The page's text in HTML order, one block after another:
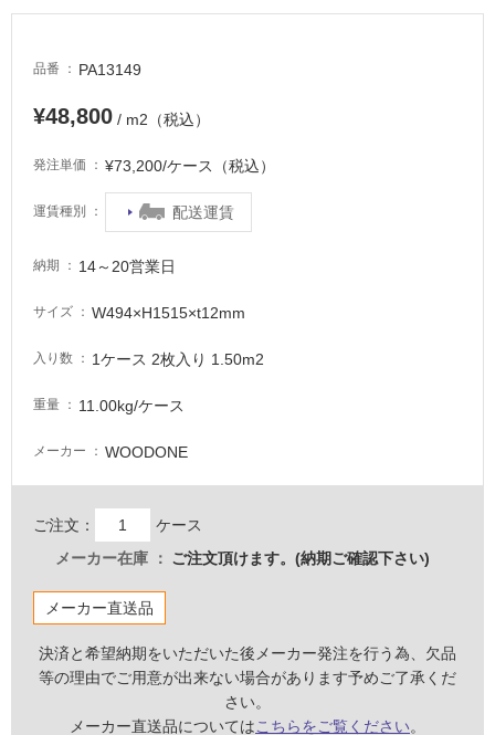
品番 PA13149
¥48,800 / m2（税込）
発注単価 ¥73,200/ケース（税込）
運賃種別 配送運賃
納期 14～20営業日
サイズ W494×H1515×t12mm
入り数 1ケース 2枚入り 1.50m2
重量 11.00kg/ケース
メーカー WOODONE
ご注文：
ケース
メーカー在庫
ご注文頂けます。(納期ご確認下さい)
メーカー直送品
決済と希望納期をいただいた後メーカー発注を行う為、欠品
等の理由でご用意が出来ない場合があります予めご了承くだ
さい。
メーカー直送品についてはこちらをご覧ください。